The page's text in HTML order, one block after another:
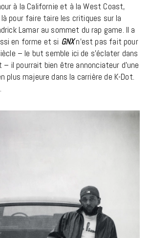
à la Californie et à la West Coast,
pour faire taire les critiques sur la
Lamar au sommet du rap game. Il a
en forme et si GNX n’est pas fait pour
– le but semble ici de s’éclater dans
– il pourrait bien être annonciateur d’une
plus majeure dans la carrière de K-Dot.